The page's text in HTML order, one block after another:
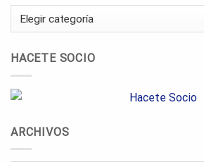
Categorías
HACETE SOCIO
ARCHIVOS